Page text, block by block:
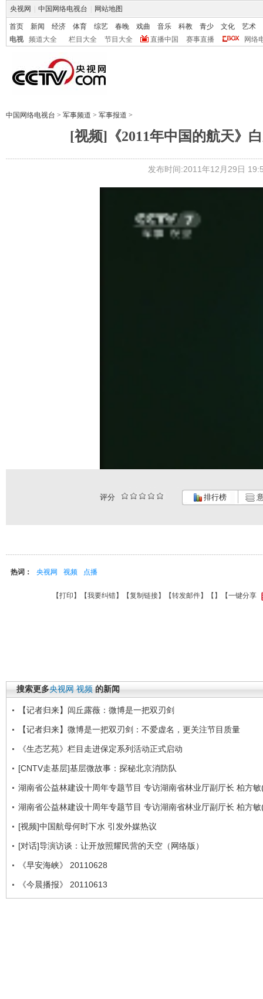
央视网 中国网络电视台 网站地图
首页 新闻 经济 体育 综艺 春晚 戏曲 音乐 科教 青少 文化
艺术
电视
频道大全 栏目大全 节目大全 直播中国 赛事直播 网络
中国网络电视台 > 军事频道 > 军事报道 >
[视频]《2011年中国的航天》
发布时间:2011年12月29日
评分 排行榜
热词： 央视网 视频 点播
【打印 】【我要纠错】【复制链接】【转发邮件】【 】 【一键分享
搜索更多央视网 视频 的新闻
【记者归来】闾丘露薇：微博是一把双刃剑
【记者归来】微博是一把双刃剑：不爱虚名，更关注节目质量
《生态艺苑》栏目走进保定系列活动正式启动
[CNTV走基层]基层微故事：探秘北京消防队
湖南省公益林建设十周年专题节目 专访湖南省林业厅副厅长 柏方
湖南省公益林建设十周年专题节目 专访湖南省林业厅副厅长 柏方
[视频]中国航母何时下水 引发外媒热议
[对话]导演访谈：让开放照耀民营的天空（网络版）
《早安海峡》 20110628
《今晨播报》 20110613